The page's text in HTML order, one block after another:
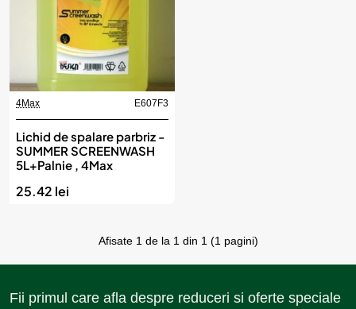
4Max E607F3
Lichid de spalare parbriz -
SUMMER SCREENWASH
5L+Palnie , 4Max
25.42 lei
Afisate 1 de la 1 din 1 (1 pagini)
Fii primul care afla despre reduceri si oferte speciale